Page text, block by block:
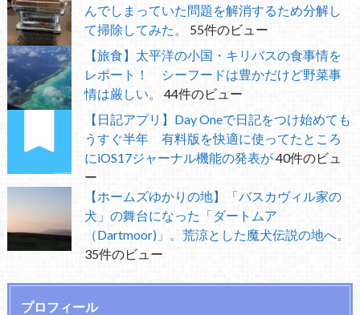
んでしまっていた問題を解消するため分解し
て掃除してみた。
55件のビュー
【旅食】太平洋の小国・キリバスの食事情を
レポート！ シーフードは豊かだけど野菜事
情は厳しい。
44件のビュー
【日記アプリ】Day Oneで日記をつけ始めても
うすぐ半年 有料版を快適に使ってたところ
にiOS17ジャーナル機能の発表が40件のビュ
ー
【ホームズゆかりの地】「バスカヴィル家の
犬」の舞台になった「ダートムア
（Dartmoor)」。荒涼とした魔犬伝説の地へ。
35件のビュー
プロフィール